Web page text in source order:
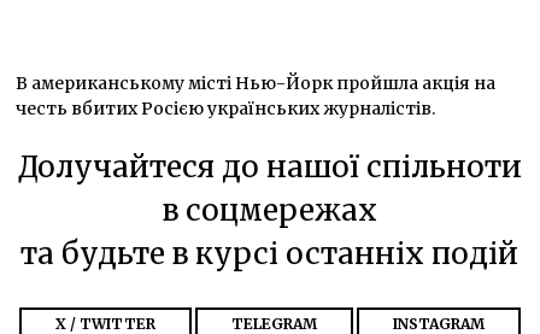
В американському місті Нью-Йорк пройшла акція на
честь вбитих Росією українських журналістів.
Долучайтеся до нашої спільноти
в соцмережах
та будьте в курсі останніх подій
X / TWITTER TELEGRAM INSTAGRAM